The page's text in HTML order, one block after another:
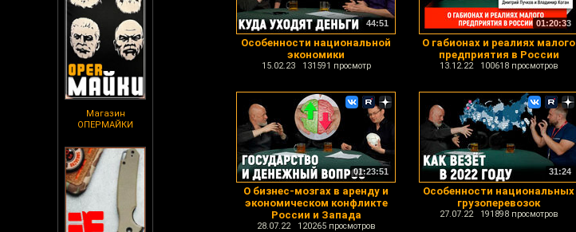
Магазин
ОПЕРМАЙКИ
44:51
Особенности национальной
экономики
15.02.23 131591 просмотр
01:20:33
О габионах и реалиях малого
предприятия в России
13.12.22 100618 просмотров
01:23:51
О бизнес-мозгах в аренду и
экономическом конфликте
России и Запада
28.07.22 120265 просмотров
31:24
Особенности национальных
грузоперевозок
27.07.22 191898 просмотров